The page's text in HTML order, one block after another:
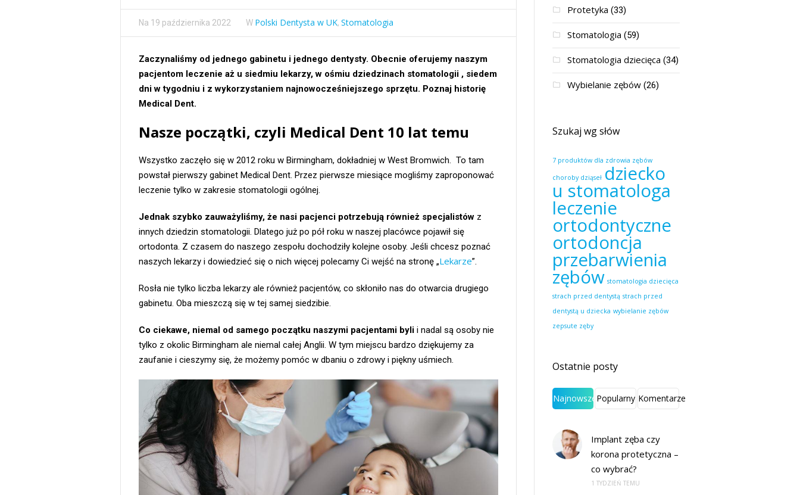
Na 19 października 2022 W Polski Dentysta w UK, Stomatologia
Zaczynaliśmy od jednego gabinetu i jednego dentysty. Obecnie oferujemy naszym
pacjentom leczenie aż u siedmiu lekarzy, w ośmiu dziedzinach stomatologii , siedem
dni w tygodniu i z wykorzystaniem najnowocześniejszego sprzętu. Poznaj historię
Medical Dent.
Nasze początki, czyli Medical Dent 10 lat temu
Wszystko zaczęło się w 2012 roku w Birmingham, dokładniej w West Bromwich. To tam
powstał pierwszy gabinet Medical Dent. Przez pierwsze miesiące mogliśmy zaproponować
leczenie tylko w zakresie stomatologii ogólnej.
Jednak szybko zauważyliśmy, że nasi pacjenci potrzebują również specjalistów z
innych dziedzin stomatologii. Dlatego już po pół roku w naszej placówce pojawił się
ortodonta. Z czasem do naszego zespołu dochodziły kolejne osoby. Jeśli chcesz poznać
naszych lekarzy i dowiedzieć się o nich więcej polecamy Ci wejść na stronę „Lekarze”.
Rosła nie tylko liczba lekarzy ale również pacjentów, co skłoniło nas do otwarcia drugiego
gabinetu. Oba mieszczą się w tej samej siedzibie.
Co ciekawe, niemal od samego początku naszymi pacjentami byli i nadal są osoby nie
tylko z okolic Birmingham ale niemal całej Anglii. W tym miejscu bardzo dziękujemy za
zaufanie i cieszymy się, że możemy pomóc w dbaniu o zdrowy i piękny uśmiech.
Protetyka (33)
Stomatologia (59)
Stomatologia dziecięca (34)
Wybielanie zębów(26)
Szukaj wg słów
7 produktów dla zdrowia zębów
choroby dziąseł dziecko
u stomatologa
leczenie
ortodontyczne
ortodoncja
przebarwienia
zębów stomatologia dziecięca
strach przed dentystą strach przed
dentystą u dziecka wybielanie zębów
zepsute zęby
Ostatnie posty
Najnowsze Popularny Komentarze
Implant zęba czy
korona protetyczna –
co wybrać?
1 TYDZIEŃ TEMU